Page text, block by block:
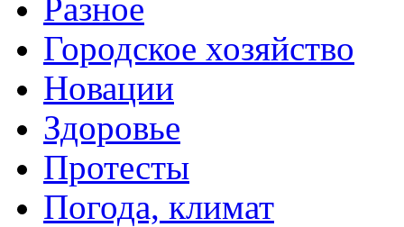
Разное
Городское хозяйство
Новации
Здоровье
Протесты
Погода, климат